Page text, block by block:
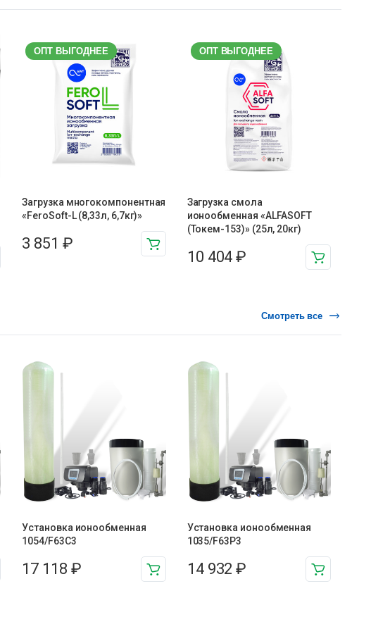
ОПТ ВЫГОДНЕЕ
Загрузка многокомпонентная
«FeroSoft-L (8,33л, 6,7кг)»
3 851₽
ОПТ ВЫГОДНЕЕ
Загрузка смола
ионообменная «ALFASOFT
(Токем-153)» (25л, 20кг)
10 404₽
Смотреть все
Установка ионообменная
1054/F63C3
17 118₽
Установка ионообменная
1035/F63P3
14 932₽